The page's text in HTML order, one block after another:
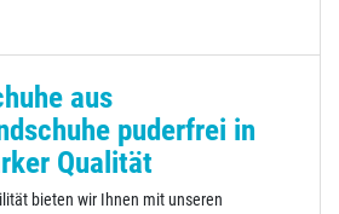
aus
puderfrei in
Qualität
bieten wir Ihnen mit unseren